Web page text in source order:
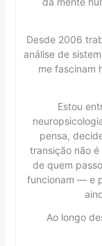
Desde 2006
análise de
me fascinam
Estou
pensa,
transição não
de quem
funcionam — e
Ao longo